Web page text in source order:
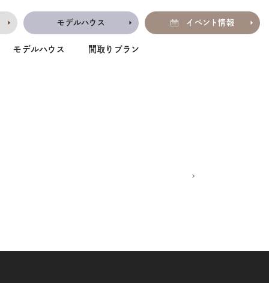
モデルハウス イベント情報
モデルハウス 間取りプラン